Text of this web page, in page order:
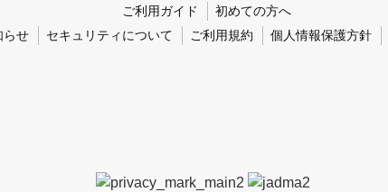
ご利用ガイド
初めての方へ
らせ
セキュリティについて ご利用規約 個人情報保護方針